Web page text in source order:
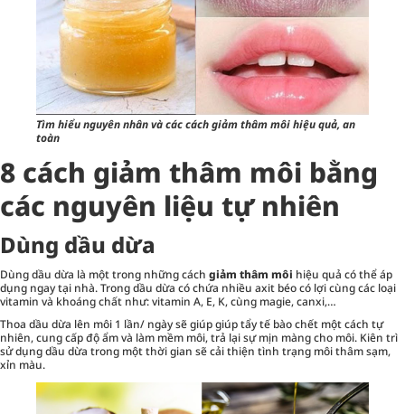
Tìm hiểu nguyên nhân và các cách giảm thâm môi hiệu quả, an
toàn
8 cách giảm thâm môi bằng
các nguyên liệu tự nhiên
Dùng dầu dừa
Dùng dầu dừa là một trong những cách giảm thâm môi hiệu quả có thể áp
dụng ngay tại nhà. Trong dầu dừa có chứa nhiều axit béo có lợi cùng các loại
vitamin và khoáng chất như: vitamin A, E, K, cùng magie, canxi,…
Thoa dầu dừa lên môi 1 lần/ ngày sẽ giúp giúp tẩy tế bào chết một cách tự
nhiên, cung cấp độ ẩm và làm mềm môi, trả lại sự mịn màng cho môi. Kiên trì
sử dụng dầu dừa trong một thời gian sẽ cải thiện tình trạng môi thâm sạm,
xỉn màu.